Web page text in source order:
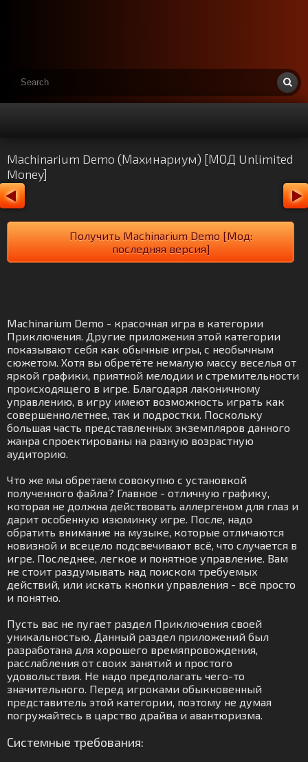
Machinarium Demo (Махинариум) [МОД Unlimited
Money]
Получить Machinarium Demo [Мод:
последняя версия]
Machinarium Demo - красочная игра в категории
Приключения. Другие приложения этой категории
показывают себя как обычные игры, с необычным
сюжетом. Хотя вы обретёте немалую массу веселья от
яркой графики, приятной мелодии и стремительности
происходящего в игре. Благодаря лаконичному
управлению, в игру имеют возможность играть как
совершеннолетнее, так и подростки. Поскольку
большая часть представленных экземпляров данного
жанра спроектированы на разную возрастную
аудиторию.
Что же мы обретаем совокупно с установкой
полученного файла? Главное - отличную графику,
которая не должна действовать аллергеном для глаз и
дарит особенную изюминку игре. После, надо
обратить внимание на музыке, которые отличаются
новизной и всецело подсвечивают всё, что случается в
игре. Последнее, легкое и понятное управление. Вам
не стоит раздумывать над поиском требуемых
действий, или искать кнопки управления - всё просто
и понятно.
Пусть вас не пугает раздел Приключения своей
уникальностью. Данный раздел приложений был
разработана для хорошего времяпровождения,
расслабления от своих занятий и простого
удовольствия. Не надо предполагать чего-то
значительного. Перед игроками обыкновенный
представитель этой категории, поэтому не думая
погружайтесь в царство драйва и авантюризма.
Системные требования: